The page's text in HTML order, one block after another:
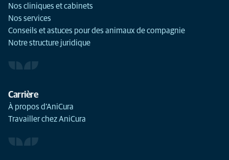
Nos cliniques et cabinets
Nos services
Conseils et astuces pour des animaux de compagnie
Notre structure juridique
Carrière
À propos d’AniCura
Travailler chez AniCura